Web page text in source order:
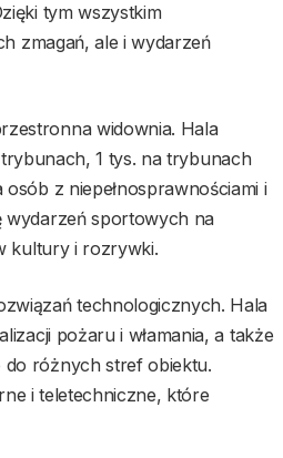
tym wszystkim
zmagań, ale i wydarzeń
widownia. Hala
1 tys. na trybunach
z niepełnosprawnościami i
wydarzeń sportowych na
kultury i rozrywki.
technologicznych. Hala
pożaru i włamania, a także
różnych stref obiektu.
i teletechniczne, które